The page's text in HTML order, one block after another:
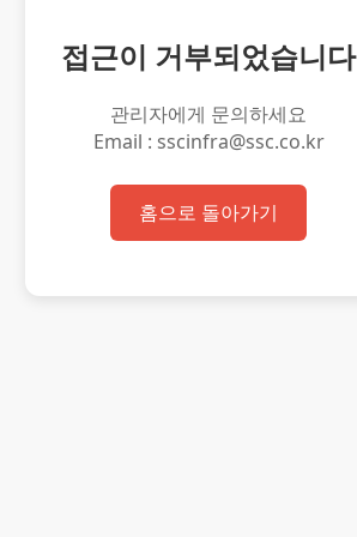
접근이 거부되었습니다
관리자에게 문의하세요
Email : sscinfra@ssc.co.kr
홈으로 돌아가기